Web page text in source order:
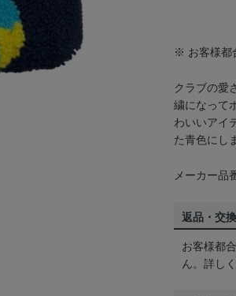
※ お客様都
クラブの愛
繍になって
わいいアイ
た青色にし
メーカー品
返品・交
お客様都
ん。詳し